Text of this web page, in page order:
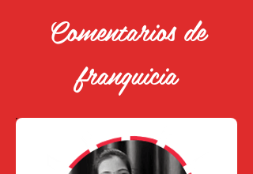
Comentarios de
franquicia